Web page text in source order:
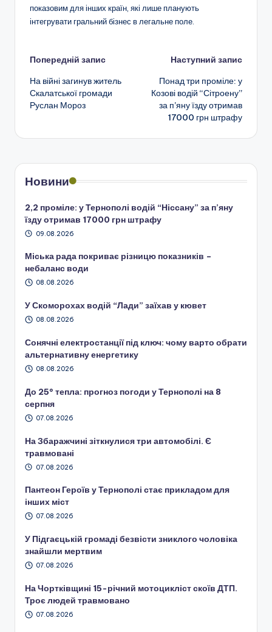
показовим для інших країн, які лише планують
інтегрувати гральний бізнес в легальне поле.
Навігація
по
запису
Попередній запис
На війні загинув житель
Скалатської громади
Руслан Мороз
Наступний запис
Понад три проміле: у
Козові водій “Сітроену”
за п’яну їзду отримав
17000 грн штрафу
Новини
2,2 проміле: у Тернополі водій “Ніссану” за п’яну
їзду отримав 17000 грн штрафу
09.08.2026
Міська рада покриває різницю показників –
небаланс води
08.08.2026
У Скоморохах водій “Лади” заїхав у кювет
08.08.2026
Сонячні електростанції під ключ: чому варто обрати
альтернативну енергетику
08.08.2026
До 25° тепла: прогноз погоди у Тернополі на 8
серпня
07.08.2026
На Збаражчині зіткнулися три автомобілі. Є
травмовані
07.08.2026
Пантеон Героїв у Тернополі стає прикладом для
інших міст
07.08.2026
У Підгаєцькій громаді безвісти зниклого чоловіка
знайшли мертвим
07.08.2026
На Чортківщині 15-річний мотоцикліст скоїв ДТП.
Троє людей травмовано
07.08.2026